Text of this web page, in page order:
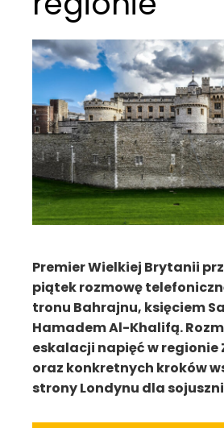
Premier Wielkiej Brytanii
piątek rozmowę
tronu Bahrajnu, księciem
Hamadem Al-Khalifą.
eskalacji napięć w regionie
oraz konkretnych kroków
strony Londynu dla